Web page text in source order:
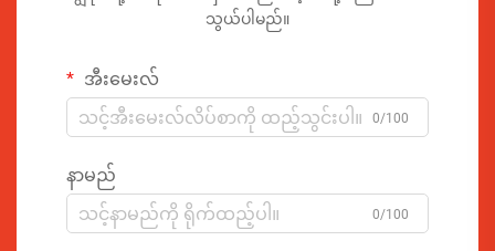
သွယ်ပါမည်။
အီးမေးလ်
0/100
နာမည်
0/100